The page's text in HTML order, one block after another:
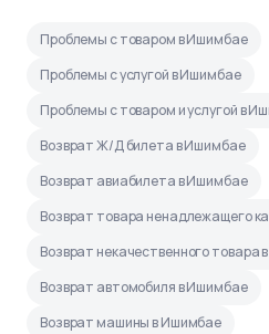
Проблемы с товаром в Ишимбае
Проблемы с услугой в Ишимбае
Проблемы с товаром и услугой в
Возврат Ж/Д билета в Ишимбае
Возврат авиабилета в Ишимбае
Возврат товара ненадлежащего
Возврат некачественного товара
Возврат автомобиля в Ишимбае
Возврат машины в Ишимбае